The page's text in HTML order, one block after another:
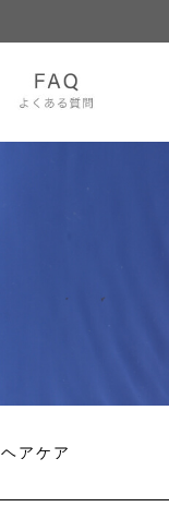
ヘアケア